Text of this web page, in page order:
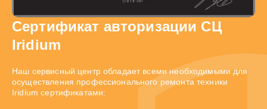
Сертификат авторизации СЦ
Iridium
Наш сервисный центр обладает всеми необходимыми для
осуществления профессионального ремонта техники
Iridium сертификатами: